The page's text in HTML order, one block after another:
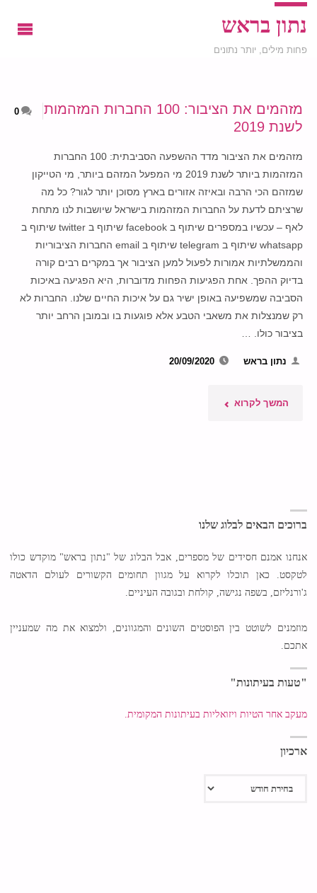
נתון בראש
פחות מילים, יותר נתונים
מזהמים את הציבור: 100 החברות המזהמות
לשנת 2019
0
מזהמים את הציבור מדד ההשפעה הסביבתית: 100 החברות
המזהמות ביותר לשנת 2019 מי המפעל המזהם ביותר, מי הטייקון
שמזהם הכי הרבה ובאיזה אזורים בארץ מסוכן יותר לגור? כל מה
שרציתם לדעת על החברות המזהמות בישראל שיושבות לנו מתחת
לאף – עכשיו במספרים שיתוף ב facebook שיתוף ב twitter שיתוף ב
whatsapp שיתוף ב telegram שיתוף ב email החברות הציבוריות
והממשלתיות אמורות לפעול למען הציבור אך במקרים רבים קורה
בדיוק ההפך. אחת הפגיעות הפחות מדוברות, היא הפגיעה באיכות
הסביבה שמשפיעה באופן ישיר גם על איכות החיים שלנו. החברות לא
רק שמנצלות את משאבי הטבע אלא פוגעות בו ובמובן הרחב יותר
בציבור כולו. …
נתון בראש 20/09/2020
המשך לקרוא "מזהמים
החברות
המזהמות
לשנת
ברוכים הבאים לבלוג שלנו
אנחנו אמנם חסידים של מספרים, אבל הבלוג של "נתון בראש" מוקדש כולו
לטקסט. כאן תוכלו לקרוא על מגוון תחומים הקשורים לעולם הדאטה
ג'ורנליזם, בשפה נגישה, קולחת ובגובה העיניים.
מוזמנים לשוטט בין הפוסטים השונים והמגוונים, ולמצוא את מה שמעניין
אתכם.
"טעות בעיתונות"
מעקב אחר הטיות ויזואליות בעיתונות המקומית.
ארכיון